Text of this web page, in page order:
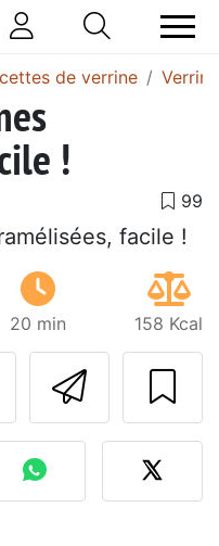
de verrine
!
20 min 158 Kcal
Imprimer
une
photo de